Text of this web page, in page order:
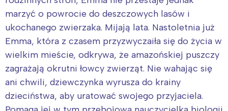
marzyć o powrocie do deszczowych lasów i
ukochanego zwierzaka. Mijają lata. Nastoletnia już
Emma, która z czasem przyzwyczaiła się do życia w
wielkim mieście, odkrywa, że amazońskiej puszczy
zagrażają okrutni łowcy zwierząt. Nie wahając się
ani chwili, dziewczynka wyrusza do krainy
dzieciństwa, aby uratować swojego przyjaciela.